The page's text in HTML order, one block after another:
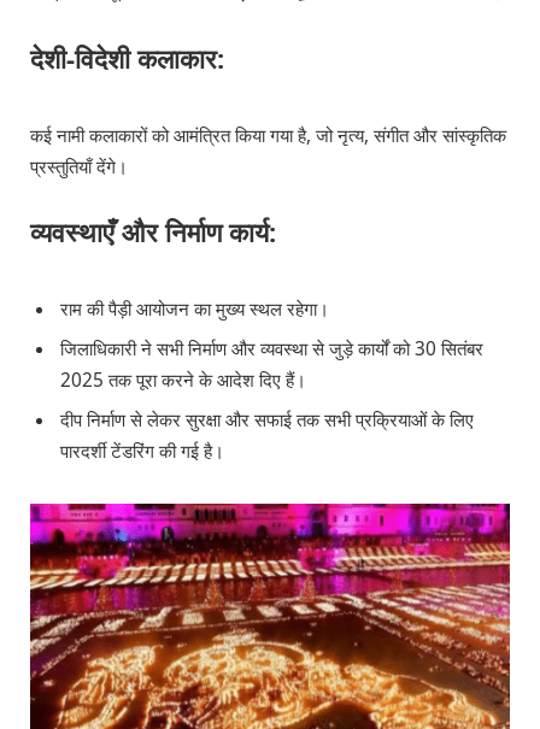
देशी-विदेशी कलाकार:
कई नामी कलाकारों को आमंत्रित किया गया है, जो नृत्य, संगीत और सांस्कृतिक
प्रस्तुतियाँ देंगे।
व्यवस्थाएँ और निर्माण कार्य:
राम की पैड़ी आयोजन का मुख्य स्थल रहेगा।
जिलाधिकारी ने सभी निर्माण और व्यवस्था से जुड़े कार्यों को 30 सितंबर
2025 तक पूरा करने के आदेश दिए हैं।
दीप निर्माण से लेकर सुरक्षा और सफाई तक सभी प्रक्रियाओं के लिए
पारदर्शी टेंडरिंग की गई है।